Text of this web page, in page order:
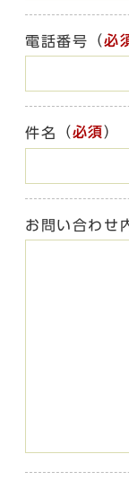
電話番号 （必
件名 （必須）
お問い合わせ